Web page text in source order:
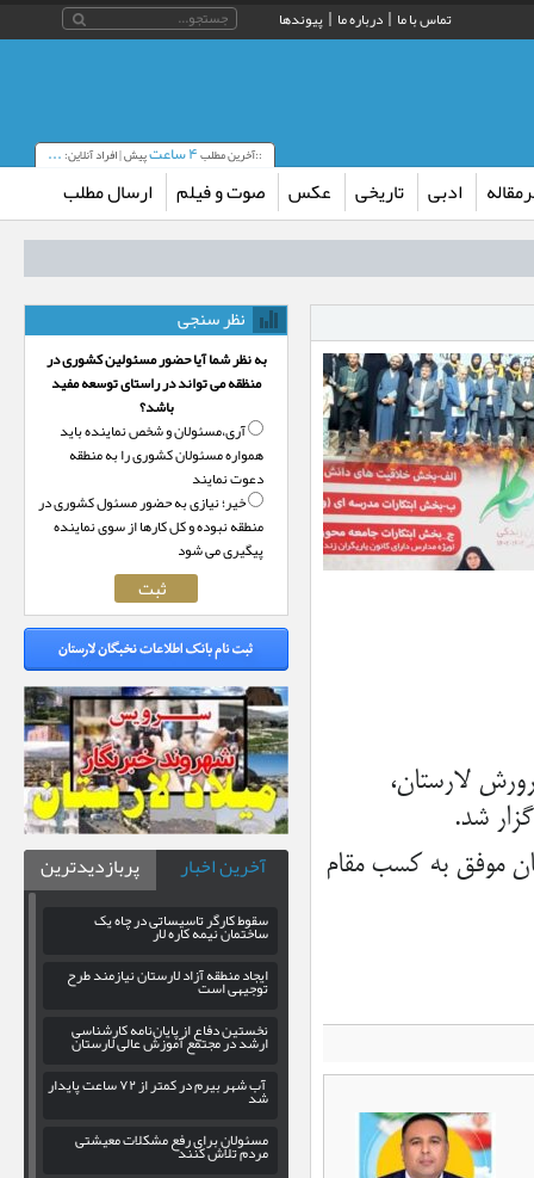
تماس با ما درباره ما پیوندها
::آخرین مطلب۴ ساعت پیش | افراد آنلاین:...
ادبی تاریخی عکس صوت و فیلم ارسال مطلب
لارستان،
شد.
موفق به کسب مقام
نظر سنجی
به نظر شما آیا حضور مسئولین کشوری در
منظقه می تواند در راستای توسعه مفید
باشد؟
آری،‌مسئولان و شخص نماینده باید
همواره مسئولان کشوری را به منطقه
دعوت نمایند
خیر؛‌ نیازی به حضور مسئول کشوری در
منطقه نبوده و کل کارها از سوی نماینده
پیگیری می شود
آخرین اخبار پربازدیدترین
سقوط کارگر تاسیساتی در چاه یک
ساختمان نیمه کاره لار
ایجاد منطقه آزاد لارستان نیازمند طرح
توجیهی است
نخستین دفاع از پایان‌نامه کارشناسی
ارشد در مجتمع آموزش عالی لارستان
آب شهر بیرم در کمتر از ۷۲ ساعت پایدار شد
مسئولان برای رفع مشکلات معیشتی
مردم تلاش کنند